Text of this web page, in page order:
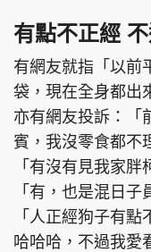
有點不正經
有網友就指「以前
袋，現在全身都出
亦有網友投訴：「
賓，我沒零食都不
「有沒有見我家胖
「有，也是混日子
「人正經狗子有
哈哈哈，不過我愛